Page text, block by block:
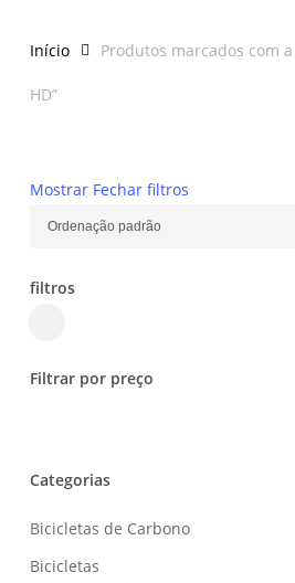
Início Produtos marcados com a
HD”
Mostrar Fechar filtros
filtros
Filtrar por preço
Categorias
Bicicletas de Carbono
Bicicletas